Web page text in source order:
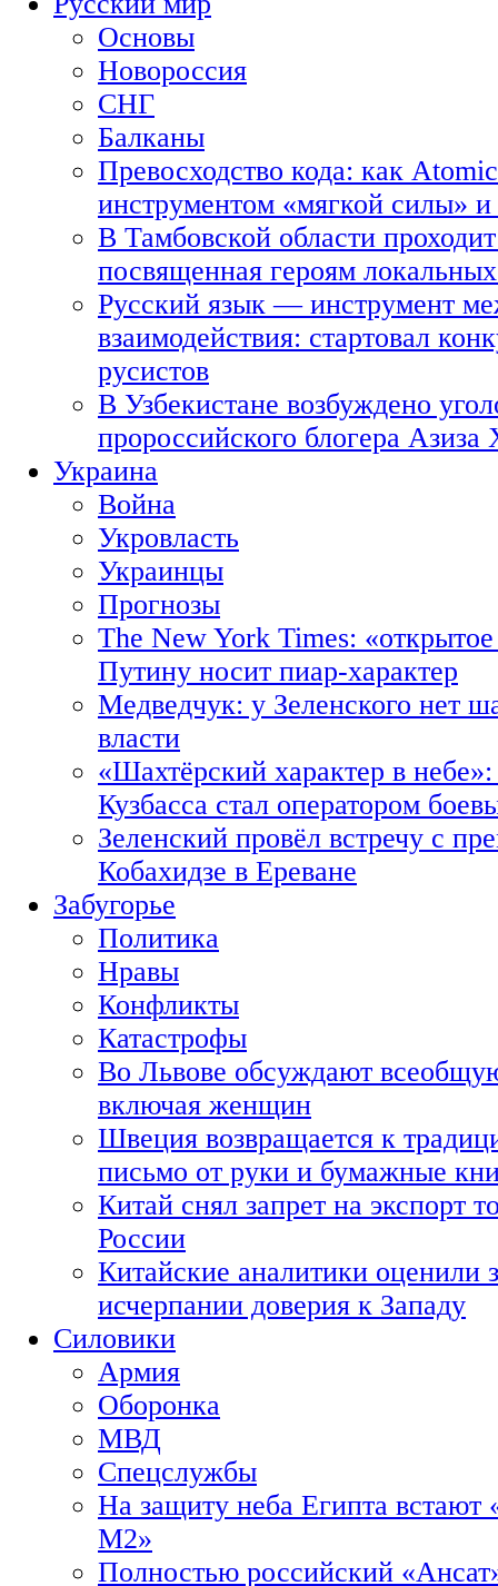
Основы
Новороссия
СНГ
Балканы
Превосходство кода: как
инструментом «мягкой силы» и
В Тамбовской области
посвященная героям
Русский язык — инструмент
взаимодействия: стартовал
русистов
В Узбекистане возбуждено
пророссийского блогера Азиза
Украина
Война
Укровласть
Украинцы
Прогнозы
The New York Times:
Путину носит пиар-характер
Медведчук: у Зеленского нет
власти
«Шахтёрский характер в
Кузбасса стал оператором
Зеленский провёл встречу с
Кобахидзе в Ереване
Забугорье
Политика
Нравы
Конфликты
Катастрофы
Во Львове обсуждают
включая женщин
Швеция возвращается к
письмо от руки и бумажные
Китай снял запрет на экспорт
России
Китайские аналитики оценили
исчерпании доверия к Западу
Силовики
Армия
Оборонка
МВД
Спецслужбы
На защиту неба Египта встают
М2»
Полностью российский